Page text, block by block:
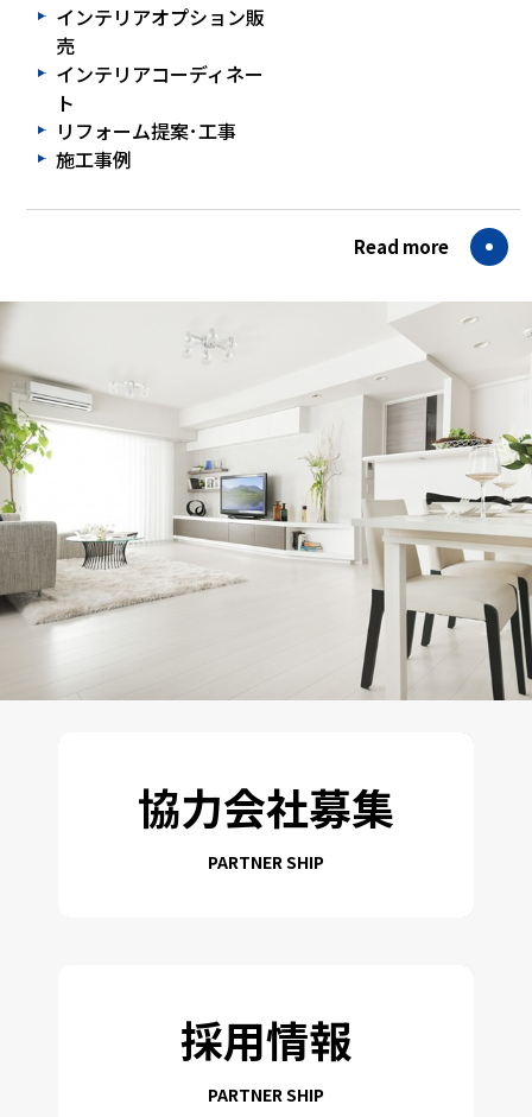
インテリアオプション販
売
インテリアコーディネー
ト
リフォーム提案･工事
施工事例
Read more
協力会社募集
PARTNER SHIP
採用情報
PARTNER SHIP